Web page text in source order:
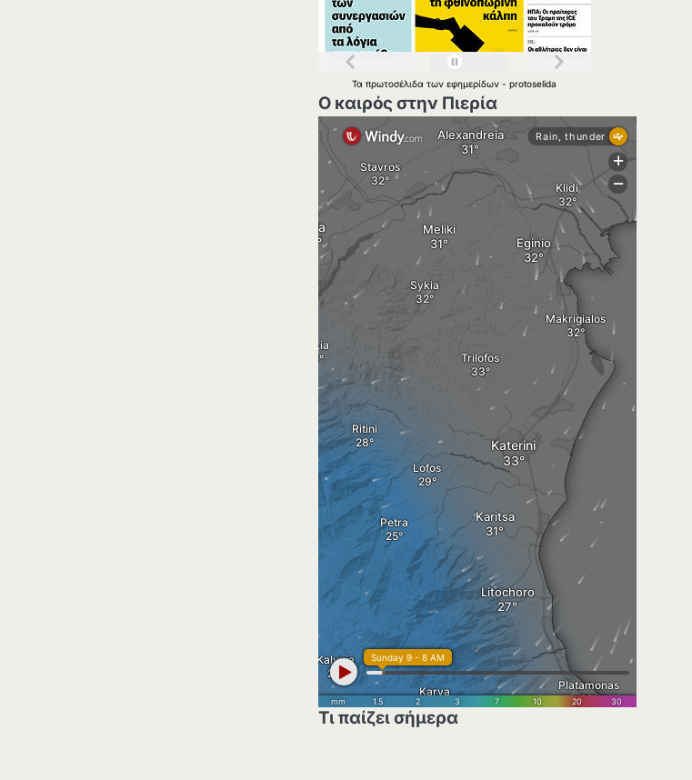
Ταπρωτοσέλιδατωνεφημερίδων-protoselida
Ο καιρός στην Πιερία
Τι παίζει σήμερα